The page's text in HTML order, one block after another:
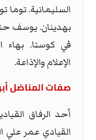
السليمانية.
بهدينان. يوسف
في كوستا. بهاء
الإعلام والإذاعة.
صفات المناضل
أحد الرفاق
القيادي عمر علي